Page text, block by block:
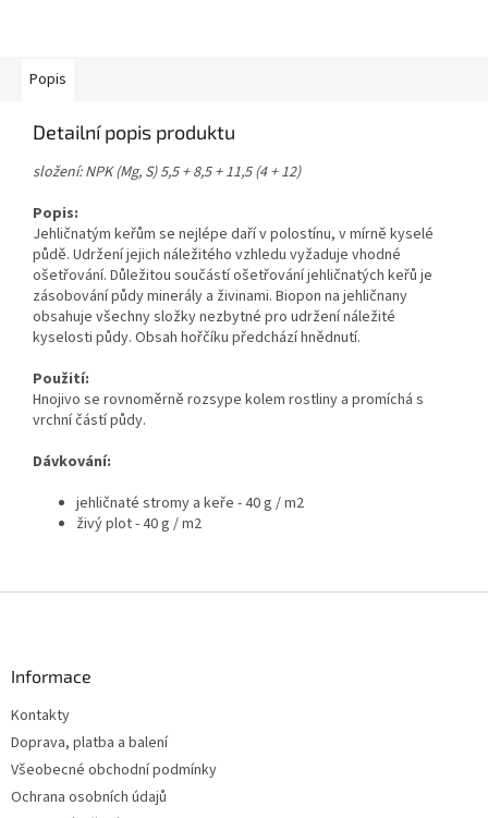
Popis
Detailní popis produktu
složení: NPK (Mg, S) 5,5 + 8,5 + 11,5 (4 + 12)
Popis:
Jehličnatým keřům se nejlépe daří v polostínu, v mírně kyselé
půdě. Udržení jejich náležitého vzhledu vyžaduje vhodné
ošetřování. Důležitou součástí ošetřování jehličnatých keřů je
zásobování půdy minerály a živinami. Biopon na jehličnany
obsahuje všechny složky nezbytné pro udržení náležité
kyselosti půdy. Obsah hořčíku předchází hnědnutí.
Použití:
Hnojivo se rovnoměrně rozsype kolem rostliny a promíchá s
vrchní částí půdy.
Dávkování:
jehličnaté stromy a keře - 40 g / m2
živý plot - 40 g / m2
Informace
Kontakty
Doprava, platba a balení
Všeobecné obchodní podmínky
Ochrana osobních údajů